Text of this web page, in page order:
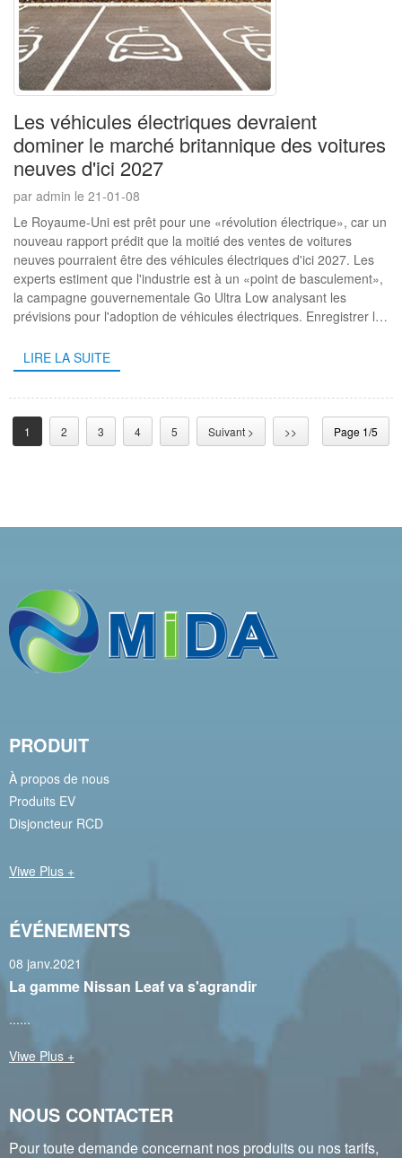
Les véhicules électriques devraient
dominer le marché britannique des voitures
neuves d'ici 2027
par admin le 21-01-08
Le Royaume-Uni est prêt pour une «révolution électrique», car un
nouveau rapport prédit que la moitié des ventes de voitures
neuves pourraient être des véhicules électriques d'ici 2027. Les
experts estiment que l'industrie est à un «point de basculement»,
la campagne gouvernementale Go Ultra Low analysant les
prévisions pour l'adoption de véhicules électriques. Enregistrer le
LIRE LA SUITE
1 2 3 4 5 Suivant > >> Page 1/5
PRODUIT
À propos de nous
Produits EV
Disjoncteur RCD
Viwe Plus +
ÉVÉNEMENTS
08 janv.2021
La gamme Nissan Leaf va s'agrandir
......
Viwe Plus +
NOUS CONTACTER
Pour toute demande concernant nos produits ou nos tarifs,